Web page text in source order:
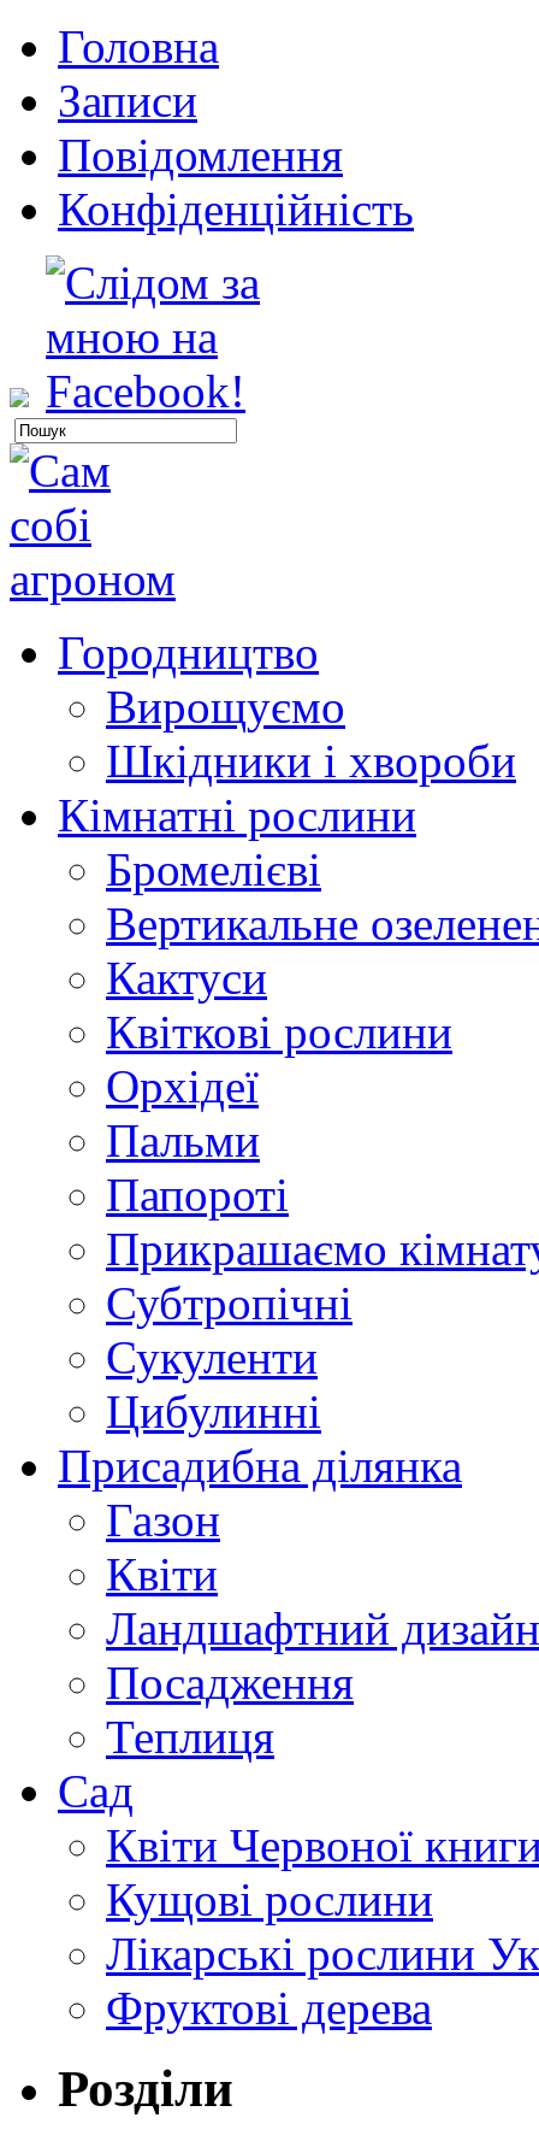
Головна
Записи
Повідомлення
Конфіденційність
Городництво
Вирощуємо
Шкідники і хвороби
Кімнатні рослини
Бромелієві
Вертикальне
Кактуси
Квіткові рослини
Орхідеї
Пальми
Папороті
Прикрашаємо
Субтропічні
Сукуленти
Цибулинні
Присадибна ділянка
Газон
Квіти
Ландшафтний дизайн
Посадження
Теплиця
Сад
Квіти Червоної
Кущові рослини
Лікарські рослини
Фруктові дерева
Розділи